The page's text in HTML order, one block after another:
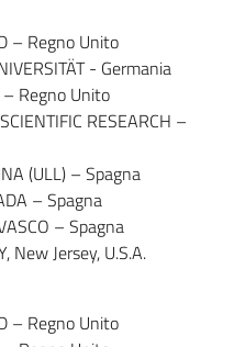
– Regno Unito
- Germania
– Regno Unito
RESEARCH –
(ULL) – Spagna
– Spagna
– Spagna
New Jersey, U.S.A.
– Regno Unito